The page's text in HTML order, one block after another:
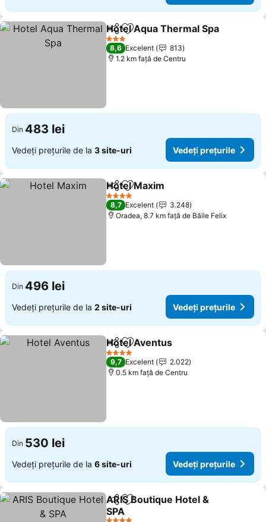
DistribuițiAdăugaţi la favorite
Hotel Aqua Thermal Spa
3 Stele
8,6 Excelent
813
1.2 km faţă de Centru
Din 483 lei
Vedeți prețurile de la 3 site-uri Vedeți prețurile
DistribuițiAdăugaţi la favorite
Hotel Maxim
4 Stele
8,7 Excelent
3.248
Oradea, 8.7 km faţă de Băile Felix
Din 496 lei
Vedeți prețurile de la 2 site-uri Vedeți prețurile
DistribuițiAdăugaţi la favorite
Hotel Aventus
4 Stele
9,7 Excelent
2.022
0.5 km faţă de Centru
Din 530 lei
Vedeți prețurile de la 6 site-uri Vedeți prețurile
DistribuițiAdăugaţi la favorite
ARIS Boutique Hotel &
SPA